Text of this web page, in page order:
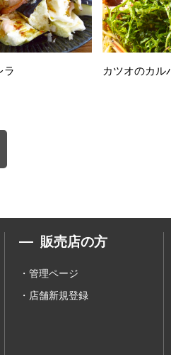
ラ カツオのカル
販売店の方
管理ページ
店舗新規登録